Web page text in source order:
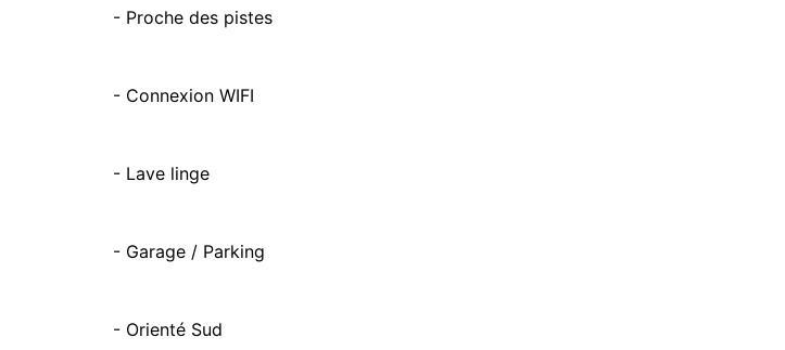
- Proche des pistes
- Connexion WIFI
- Lave linge
- Garage / Parking
- Orienté Sud